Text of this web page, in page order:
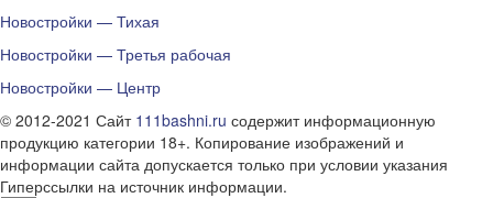
Новостройки — Тихая
Новостройки — Третья рабочая
Новостройки — Центр
© 2012-2021 Сайт 111bashni.ru содержит информационную
продукцию категории 18+. Копирование изображений и
информации сайта допускается только при условии указания
Гиперссылки на источник информации.